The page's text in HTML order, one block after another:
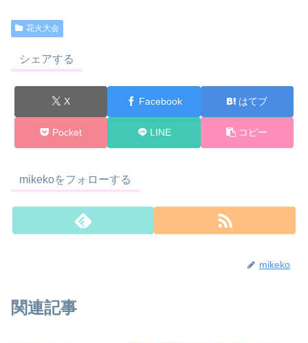
花火大会
シェアする
X Facebook はてブ
Pocket LINE コピー
mikekoをフォローする
mikeko
関連記事